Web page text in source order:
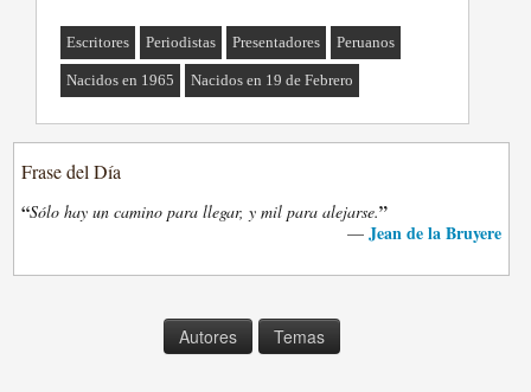
Escritores Periodistas Presentadores Peruanos
Nacidos en 1965 Nacidos en 19 de Febrero
Frase del Día
“Sólo hay un camino para llegar, y mil para alejarse.”
— Jean de la Bruyere
Autores Temas